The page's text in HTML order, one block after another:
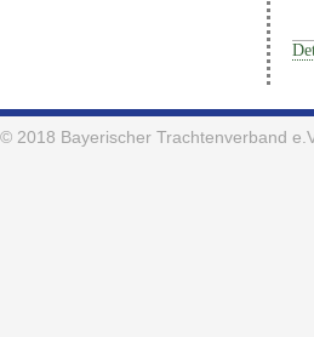
© 2018 Bayerischer Trachtenverband